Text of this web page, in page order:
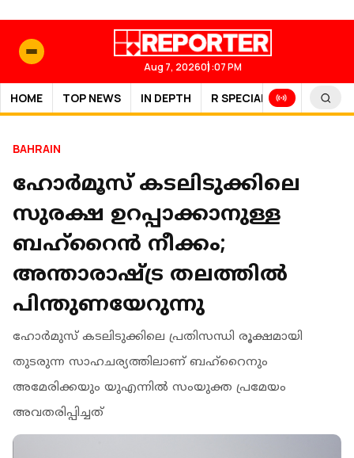
Aug 7, 202601:07 PM
HOME TOP NEWS IN DEPTH R SPECIAL SPORTS
BAHRAIN
ഹോര്‍മൂസ് കടലിടുക്കിലെ
സുരക്ഷ ഉറപ്പാക്കാനുള്ള
ബഹ്റൈൻ നീക്കം;
അന്താരാഷ്ട്ര തലത്തിൽ
പിന്തുണയേറുന്നു
ഹോര്‍മുസ് കടലിടുക്കിലെ പ്രതിസന്ധി രൂക്ഷമായി
തുടരുന്ന സാഹചര്യത്തിലാണ് ബഹ്‌റൈനും
അമേരിക്കയും യുഎന്നില്‍ സംയുക്ത പ്രമേയം
അവതരിപ്പിച്ചത്